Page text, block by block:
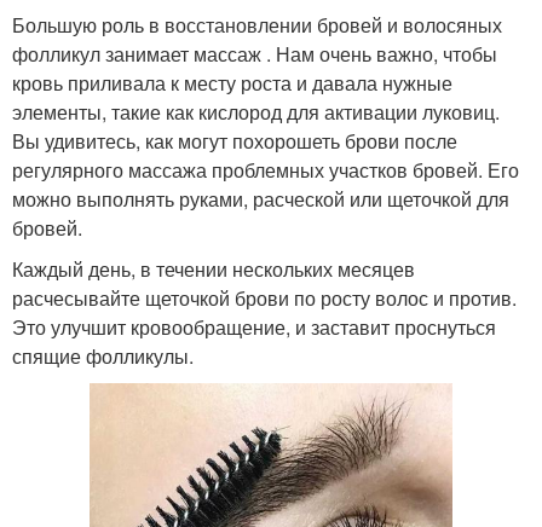
Большую роль в восстановлении бровей и волосяных
фолликул занимает массаж . Нам очень важно, чтобы
кровь приливала к месту роста и давала нужные
элементы, такие как кислород для активации луковиц.
Вы удивитесь, как могут похорошеть брови после
регулярного массажа проблемных участков бровей. Его
можно выполнять руками, расческой или щеточкой для
бровей.
Каждый день, в течении нескольких месяцев
расчесывайте щеточкой брови по росту волос и против.
Это улучшит кровообращение, и заставит проснуться
спящие фолликулы.